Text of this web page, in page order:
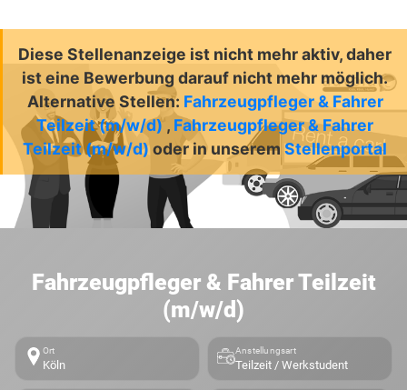
Diese Stellenanzeige ist nicht mehr aktiv, daher
ist eine Bewerbung darauf nicht mehr möglich.
Alternative Stellen: Fahrzeugpfleger & Fahrer
Teilzeit (m/w/d), Fahrzeugpfleger & Fahrer
Teilzeit (m/w/d) oder in unserem Stellenportal
Fahrzeugpfleger & Fahrer Teilzeit
(m/w/d)
Ort
Köln
Anstellungsart
Teilzeit / Werkstudent